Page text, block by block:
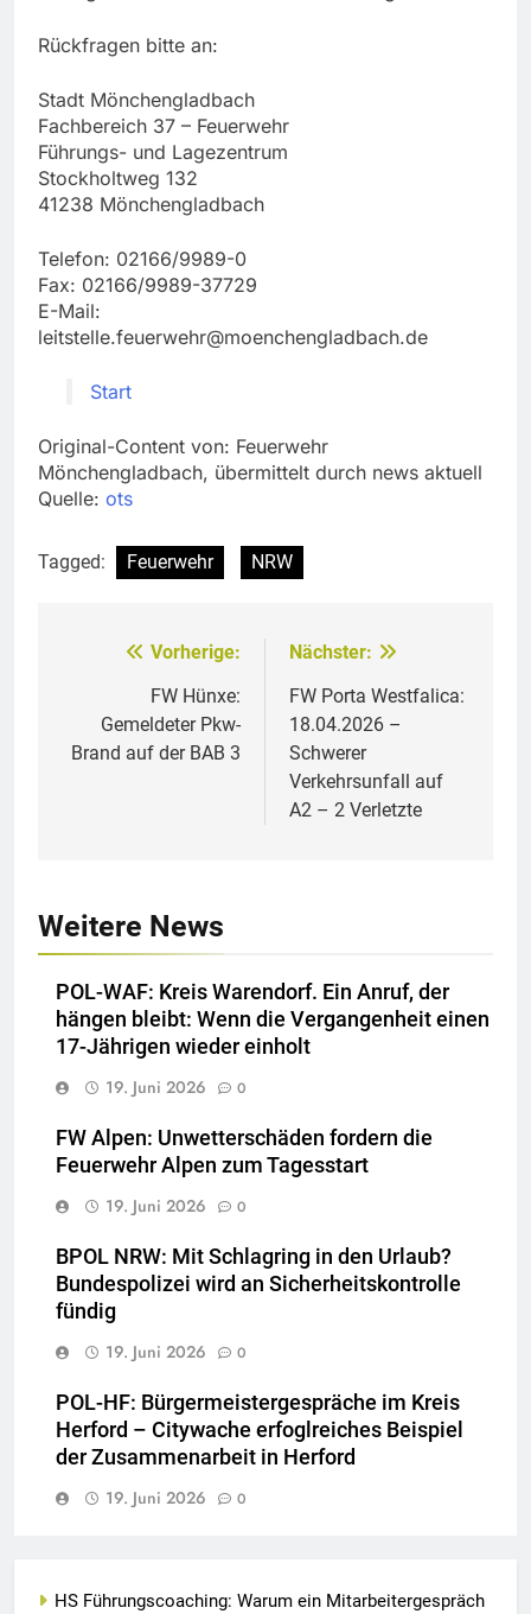
Rückfragen bitte an:
Stadt Mönchengladbach
Fachbereich 37 – Feuerwehr
Führungs- und Lagezentrum
Stockholtweg 132
41238 Mönchengladbach
Telefon: 02166/9989-0
Fax: 02166/9989-37729
E-Mail:
leitstelle.feuerwehr@moenchengladbach.de
Start
Original-Content von: Feuerwehr
Mönchengladbach, übermittelt durch news aktuell
Quelle: ots
Tagged: Feuerwehr NRW
Beitragsnavigation
Vorherige:
FW Hünxe:
Gemeldeter Pkw-
Brand auf der BAB 3
Nächster:
FW Porta Westfalica:
18.04.2026 –
Schwerer
Verkehrsunfall auf
A2 – 2 Verletzte
Weitere News
POL-WAF: Kreis Warendorf. Ein Anruf, der
hängen bleibt: Wenn die Vergangenheit einen
17-Jährigen wieder einholt
19. Juni 2026
0
FW Alpen: Unwetterschäden fordern die
Feuerwehr Alpen zum Tagesstart
19. Juni 2026
0
BPOL NRW: Mit Schlagring in den Urlaub?
Bundespolizei wird an Sicherheitskontrolle
fündig
19. Juni 2026
0
POL-HF: Bürgermeistergespräche im Kreis
Herford – Citywache erfoglreiches Beispiel
der Zusammenarbeit in Herford
19. Juni 2026
0
HS Führungscoaching: Warum ein Mitarbeitergespräch